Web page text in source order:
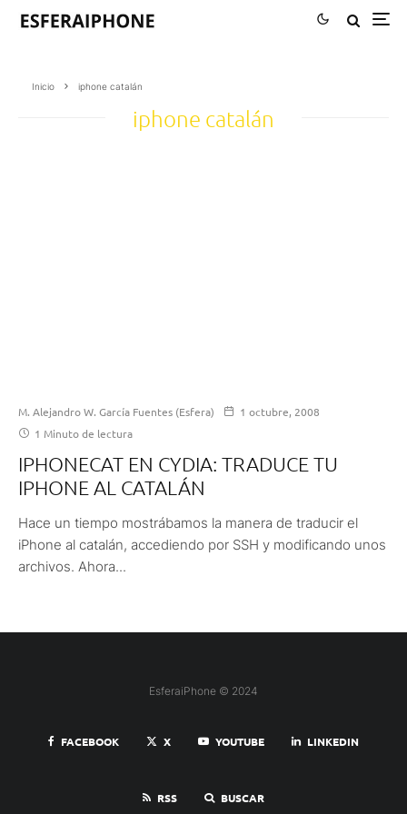
Inicio iphone catalán
iphone catalán
M. Alejandro W. García Fuentes (Esfera)
1 octubre, 2008
1 Minuto de lectura
IPHONECAT EN CYDIA: TRADUCE TU
IPHONE AL CATALÁN
Hace un tiempo mostrábamos la manera de traducir el
iPhone al catalán, accediendo por SSH y modificando unos
archivos. Ahora...
EsferaiPhone © 2024
FACEBOOK X YOUTUBE LINKEDIN
RSS BUSCAR